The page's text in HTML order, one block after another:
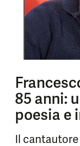
85 anni:
poesia e
Il